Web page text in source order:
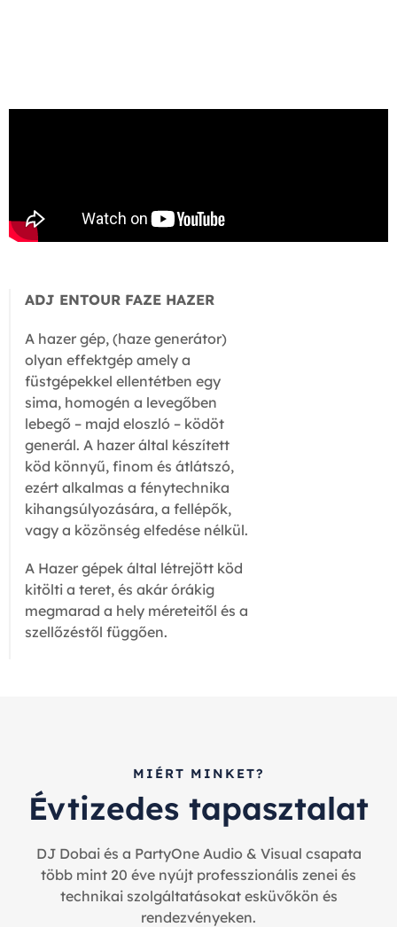
ADJ ENTOUR FAZE HAZER
A hazer gép, (haze generátor)
olyan effektgép amely a
füstgépekkel ellentétben egy
sima, homogén a levegőben
lebegő – majd eloszló – ködöt
generál. A hazer által készített
köd könnyű, finom és átlátszó,
ezért alkalmas a fénytechnika
kihangsúlyozására, a fellépők,
vagy a közönség elfedése nélkül.
A Hazer gépek által létrejött köd
kitölti a teret, és akár órákig
megmarad a hely méreteitől és a
szellőzéstől függően.
MIÉRT MINKET?​
Évtizedes tapasztalat
DJ Dobai és a PartyOne Audio & Visual csapata
több mint 20 éve nyújt professzionális zenei és
technikai szolgáltatásokat esküvőkön és
rendezvényeken.